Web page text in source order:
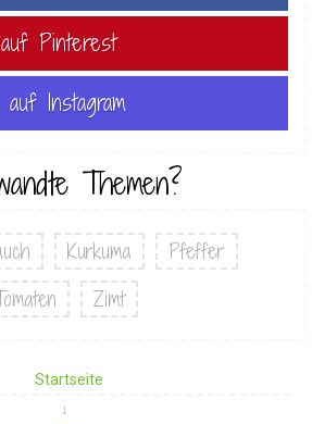
Pinterest
Instagram
Themen?
Kurkuma
Pfeffer
Zimt
Startseite